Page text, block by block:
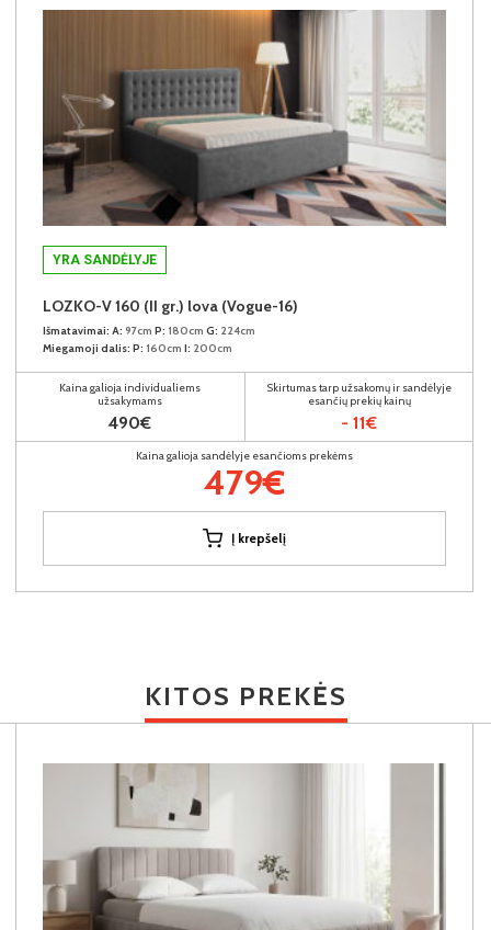
YRA SANDĖLYJE
LOZKO-V 160 (II gr.) lova (Vogue-16)
Išmatavimai: A: 97cm P: 180cm G: 224cm
Miegamoji dalis: P: 160cm I: 200cm
Kaina galioja individualiems
užsakymams
490€
Skirtumas tarp užsakomų ir sandėlyje
esančių prekių kainų
- 11€
Kaina galioja sandėlyje esančioms prekėms
479€
Į krepšelį
KITOS PREKĖS